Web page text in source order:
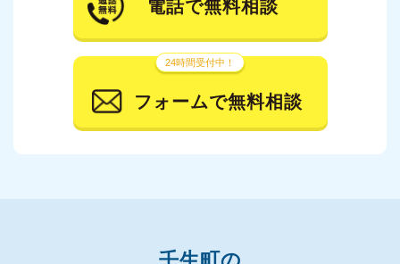
電話で無料相談
24時間受付中！
フォームで無料相談